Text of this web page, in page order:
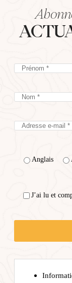
Anglais
J’ai lu et